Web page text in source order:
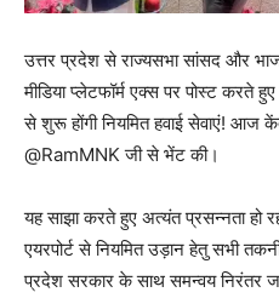
उत्तर प्रदेश से राज्यसभा सांसद और
मीडिया प्लेटफॉर्म एक्स पर पोस्ट करते
से शुरू होंगी नियमित हवाई सेवाएं! आज
@RamMNK जी से भेंट की।
यह साझा करते हुए अत्यंत प्रसन्नता हो
एयरपोर्ट से नियमित उड़ान हेतु सभी
प्रदेश सरकार के साथ समन्वय निरंतर